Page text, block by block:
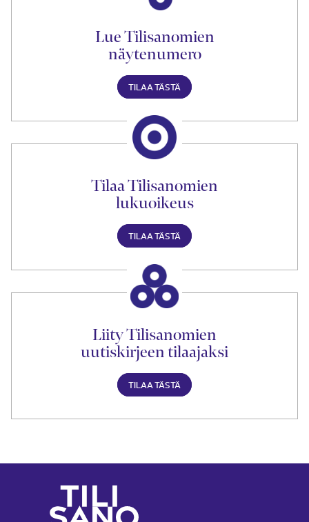
Lue Tilisanomien
näytenumero
TILAA TÄSTÄ
Tilaa Tilisanomien
lukuoikeus
TILAA TÄSTÄ
Liity Tilisanomien
uutiskirjeen tilaajaksi
TILAA TÄSTÄ